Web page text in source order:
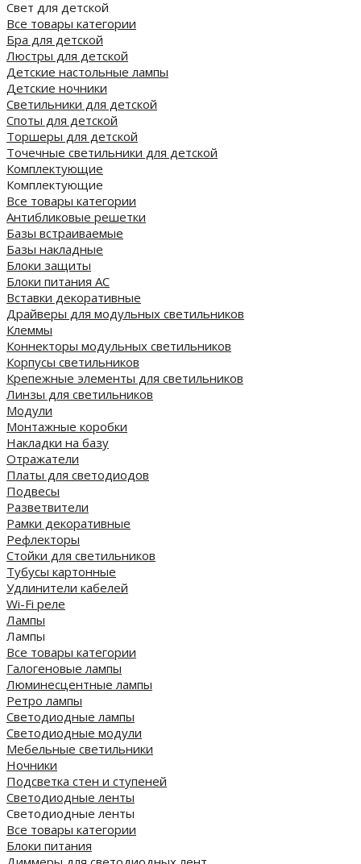
Свет для детской
Все товары категории
Бра для детской
Люстры для детской
Детские настольные лампы
Детские ночники
Светильники для детской
Споты для детской
Торшеры для детской
Точечные светильники для детской
Комплектующие
Комплектующие
Все товары категории
Антибликовые решетки
Базы встраиваемые
Базы накладные
Блоки защиты
Блоки питания AC
Вставки декоративные
Драйверы для модульных светильников
Клеммы
Коннекторы модульных светильников
Корпусы светильников
Крепежные элементы для светильников
Линзы для светильников
Модули
Монтажные коробки
Накладки на базу
Отражатели
Платы для светодиодов
Подвесы
Разветвители
Рамки декоративные
Рефлекторы
Стойки для светильников
Тубусы картонные
Удлинители кабелей
Wi-Fi реле
Лампы
Лампы
Все товары категории
Галогеновые лампы
Люминесцентные лампы
Ретро лампы
Светодиодные лампы
Светодиодные модули
Мебельные светильники
Ночники
Подсветка стен и ступеней
Светодиодные ленты
Светодиодные ленты
Все товары категории
Блоки питания